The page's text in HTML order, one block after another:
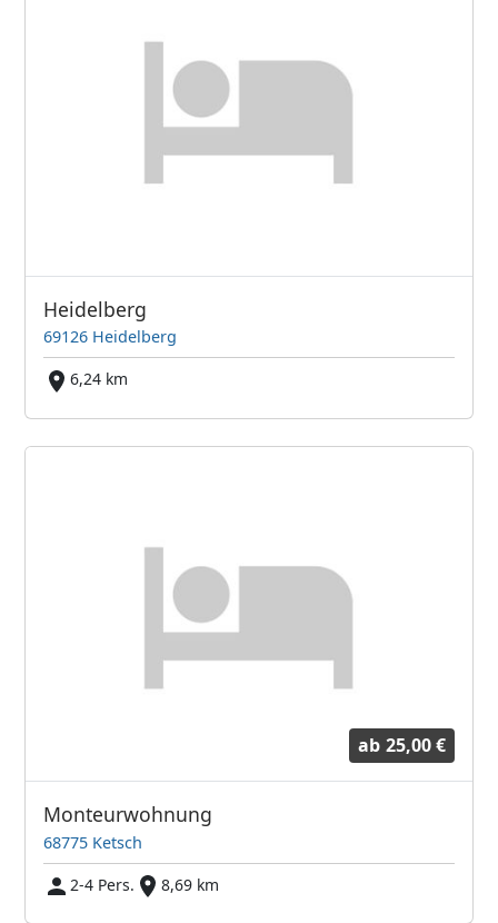
Heidelberg
69126 Heidelberg
6,24 km
ab 25,00 €
Monteurwohnung
68775 Ketsch
2-4 Pers.
8,69 km